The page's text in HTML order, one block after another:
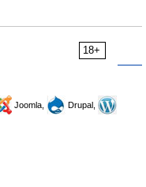
18+
Joomla,
Drupal,